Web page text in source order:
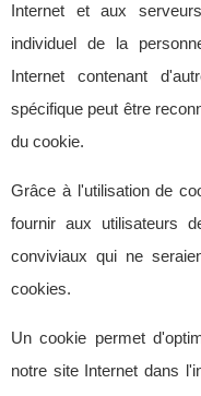
Internet et aux
individuel de la
Internet contenant
spécifique peut être
du cookie.
Grâce à l'utilisation de
fournir aux utilisateurs
conviviaux qui ne
cookies.
Un cookie permet
notre site Internet dans